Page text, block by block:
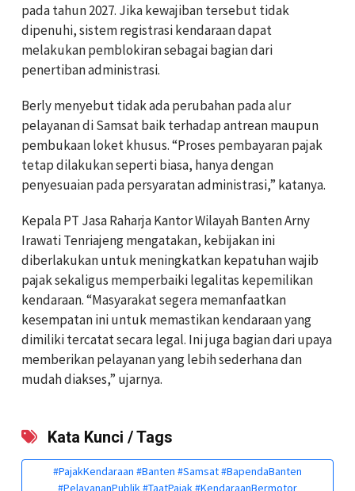
pada tahun 2027. Jika kewajiban tersebut tidak
dipenuhi, sistem registrasi kendaraan dapat
melakukan pemblokiran sebagai bagian dari
penertiban administrasi.
Berly menyebut tidak ada perubahan pada alur
pelayanan di Samsat baik terhadap antrean maupun
pembukaan loket khusus. “Proses pembayaran pajak
tetap dilakukan seperti biasa, hanya dengan
penyesuaian pada persyaratan administrasi,” katanya.
Kepala PT Jasa Raharja Kantor Wilayah Banten Arny
Irawati Tenriajeng mengatakan, kebijakan ini
diberlakukan untuk meningkatkan kepatuhan wajib
pajak sekaligus memperbaiki legalitas kepemilikan
kendaraan. “Masyarakat segera memanfaatkan
kesempatan ini untuk memastikan kendaraan yang
dimiliki tercatat secara legal. Ini juga bagian dari upaya
memberikan pelayanan yang lebih sederhana dan
mudah diakses,” ujarnya.
Kata Kunci / Tags
#PajakKendaraan #Banten #Samsat #BapendaBanten
#PelayananPublik #TaatPajak #KendaraanBermotor